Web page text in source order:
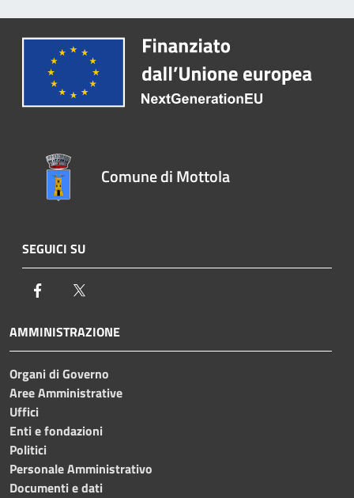
Comune di Mottola
SEGUICI SU
Facebook
AMMINISTRAZIONE
Organi di Governo
Aree Amministrative
Uffici
Enti e fondazioni
Politici
Personale Amministrativo
Documenti e dati